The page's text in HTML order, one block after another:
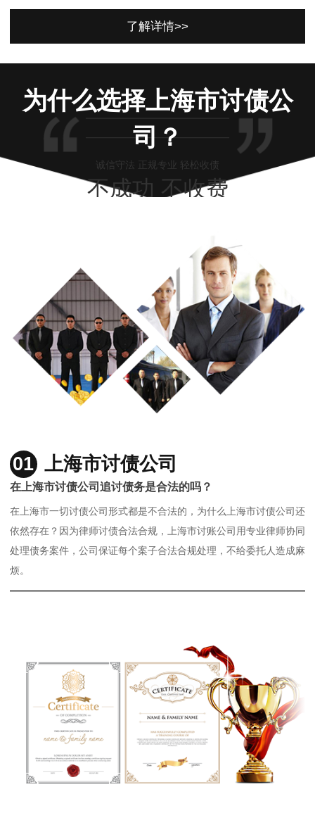
了解详情>>
为什么选择上海市讨债公
司？
诚信守法 正规专业 轻松收债
不成功 不收费
01 上海市讨债公司
在上海市讨债公司追讨债务是合法的吗？
在上海市一切讨债公司形式都是不合法的，为什么上海市讨债公司还
依然存在？因为律师讨债合法合规，上海市讨账公司用专业律师协同
处理债务案件，公司保证每个案子合法合规处理，不给委托人造成麻
烦。